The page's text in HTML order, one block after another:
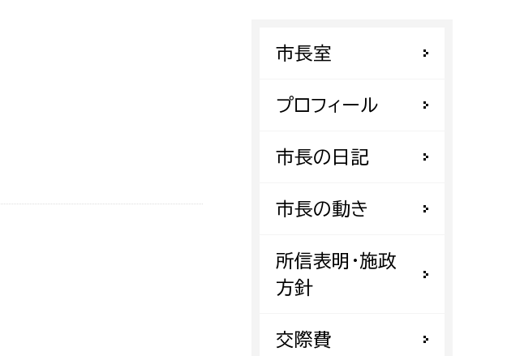
小田原のことを知りたい
イベント・講座などに参加したい
まちづくりに関わりたい
環境保護課
環境事業センター
都市計画課
地域交通課
開発審査課
市長室
プロフィール
市長の日記
市長の動き
所信表明・施政
方針
交際費